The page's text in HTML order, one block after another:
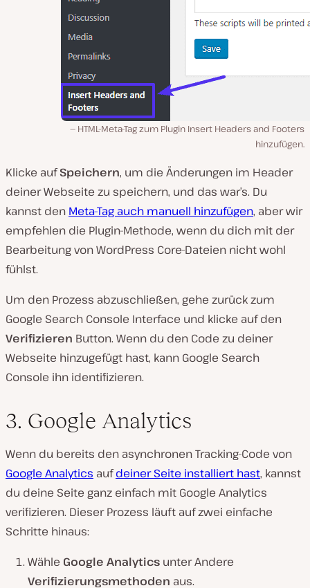
HTML-Meta-Tag zum Plugin Insert Headers and Footers
hinzufügen.
Klicke aufSpeichern, um die Änderungen im Header
deiner Webseite zu speichern, und das war’s. Du
kannst den Meta-Tag auch manuell hinzufügen, aber wir
empfehlen die Plugin-Methode, wenn du dich mit der
Bearbeitung von WordPress Core-Dateien nicht wohl
fühlst.
Um den Prozess abzuschließen, gehe zurück zum
Google Search Console Interface und klicke auf den
Verifizieren Button. Wenn du den Code zu deiner
Webseite hinzugefügt hast, kann Google Search
Console ihn identifizieren.
3. Google Analytics
Wenn du bereits den asynchronen Tracking-Code von
Google Analytics aufdeiner Seite installiert hast, kannst
du deine Seite ganz einfach mit Google Analytics
verifizieren. Dieser Prozess läuft auf zwei einfache
Schritte hinaus:
Wähle Google Analytics unter Andere
Verifizierungsmethoden aus.